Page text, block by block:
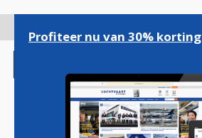
gaan
Profiteer nu van 30% korting